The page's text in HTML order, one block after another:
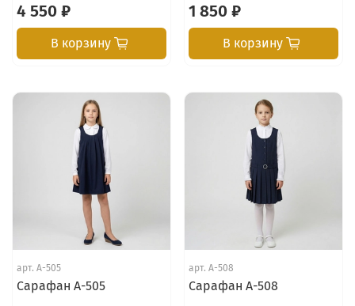
4 550 ₽
В корзину
1 850 ₽
В корзину
арт. А-505
Сарафан А-505
арт. А-508
Сарафан А-508